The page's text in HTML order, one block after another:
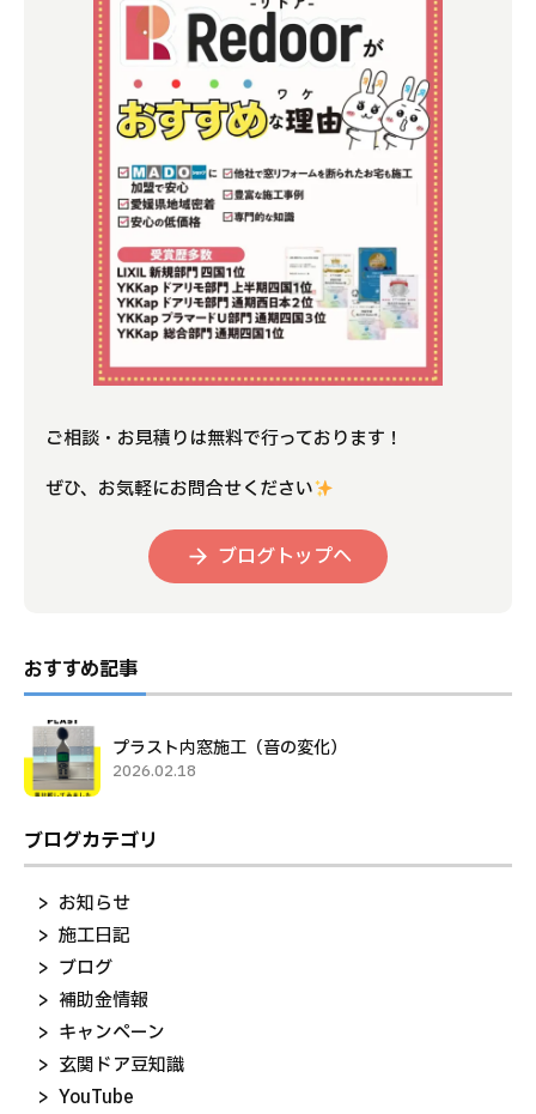
ご相談・お見積りは無料で行っております！
ぜひ、お気軽にお問合せください
ブログトップへ
おすすめ記事
プラスト内窓施工（音の変化）
2026.02.18
ブログカテゴリ
お知らせ
施工日記
ブログ
補助金情報
キャンペーン
玄関ドア豆知識
YouTube